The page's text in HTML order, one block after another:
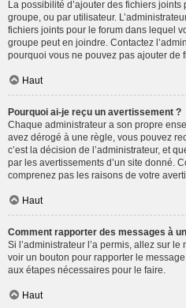
La possibilité d’ajouter des fichiers
groupe, ou par utilisateur.
fichiers joints pour le forum dans lequel
groupe peut en joindre. Contactez
pourquoi vous ne pouvez pas ajouter de
Haut
Pourquoi ai-je reçu un avertissement ?
Chaque administrateur a son propre
avez dérogé à une règle, vous pouvez
c’est la décision de l’administrateur, et
par les avertissements d’un site donné.
comprenez pas les raisons de votre
Haut
Comment rapporter des messages à
Si l’administrateur l’a permis, allez sur
voir un bouton pour rapporter le
aux étapes nécessaires pour le faire.
Haut